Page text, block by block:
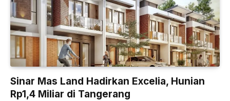
Sinar Mas Land Hadirkan Excelia, Hunian
Rp1,4 Miliar di Tangerang